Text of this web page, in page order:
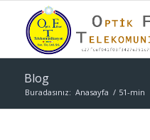
Blog
Buradasınız: Anasayfa / 51-min